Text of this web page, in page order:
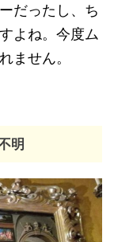
だったし、ち
よね。今度ム
ません。
明